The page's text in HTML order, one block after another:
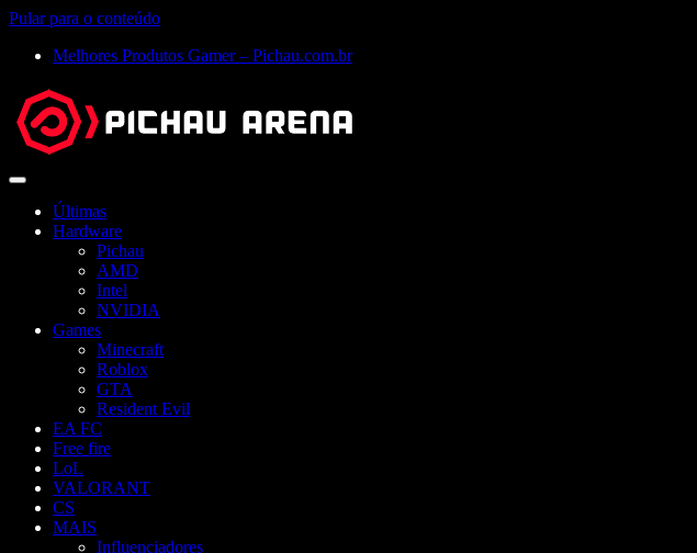
Pular para o conteúdo
Melhores Produtos Gamer – Pichau.com.br
Abrir
Últimas
Hardware
Pichau
AMD
Intel
NVIDIA
Games
Minecraft
Roblox
GTA
Resident Evil
EA FC
Free fire
LoL
VALORANT
CS
MAIS
Influenciadores